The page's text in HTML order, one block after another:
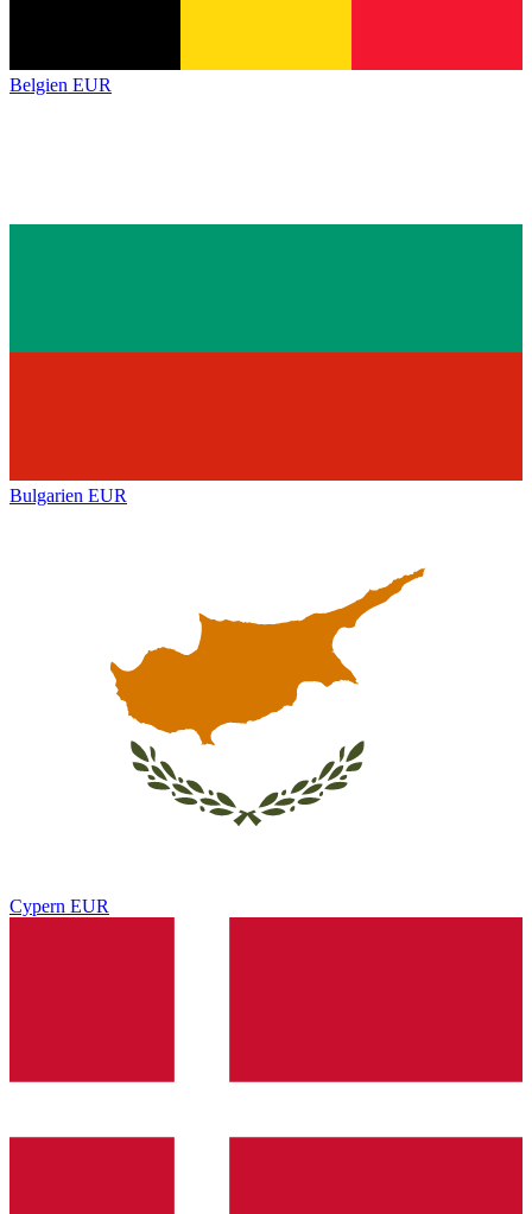
Belgien EUR
Bulgarien EUR
Cypern EUR